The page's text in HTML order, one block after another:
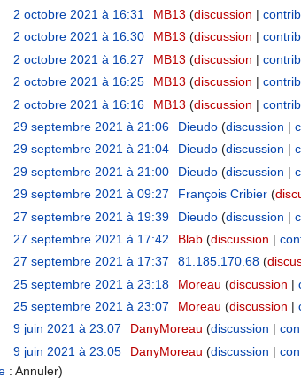
2 octobre 2021 à 16:31 MB13 (discussion |
2 octobre 2021 à 16:30 MB13 (discussion |
2 octobre 2021 à 16:27 MB13 (discussion |
2 octobre 2021 à 16:25 MB13 (discussion |
2 octobre 2021 à 16:16 MB13 (discussion |
29 septembre 2021 à 21:06 Dieudo (discussion |
29 septembre 2021 à 21:04 Dieudo (discussion |
29 septembre 2021 à 21:00 Dieudo (discussion |
29 septembre 2021 à 09:27 François Cribier (
27 septembre 2021 à 19:39 Dieudo (discussion |
27 septembre 2021 à 17:42 Blab (discussion |
27 septembre 2021 à 17:37 81.185.170.68 (
25 septembre 2021 à 23:18 Moreau (discussion |
25 septembre 2021 à 23:07 Moreau (discussion |
9 juin 2021 à 23:07 DanyMoreau (discussion |
9 juin 2021 à 23:05 DanyMoreau (discussion |
:Annuler)